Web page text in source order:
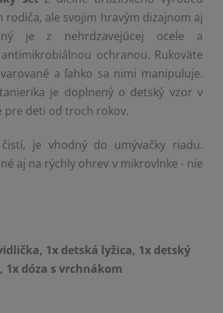
ale svojim hravým dizajnom aj
je z nehrdzavejúcej ocele a
ochranou. Rukoväte
a ľahko sa nimi manipuluje.
je doplnený o detský vzor v
pre deti od troch rokov.
je vhodný do umývačky riadu.
aj na rýchly ohrev v mikrovlnke - nie
1x detská lyžica, 1x detský
1x dóza s vrchnákom